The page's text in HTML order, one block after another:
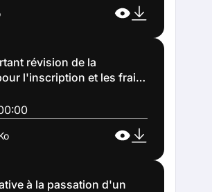
révision de la
l'inscription et les frais
communal de musique et
Frédéric Chopin au
culturelle 2026/2027
à la passation d'un